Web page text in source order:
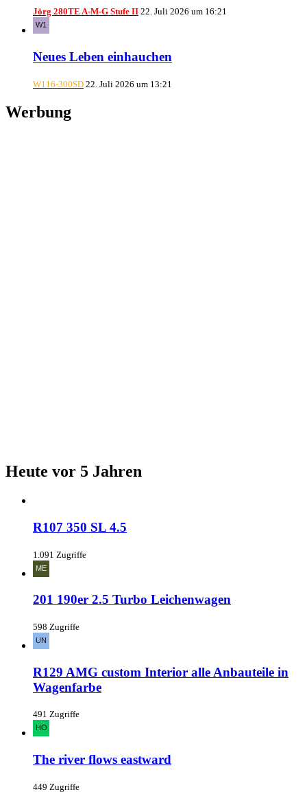
Jörg 280TE A-M-G Stufe II 22. Juli 2026 um 16:21
Neues Leben einhauchen
W116-300SD 22. Juli 2026 um 13:21
Werbung
Heute vor 5 Jahren
R107 350 SL 4.5
1.091 Zugriffe
201 190er 2.5 Turbo Leichenwagen
598 Zugriffe
R129 AMG custom Interior alle Anbauteile in
Wagenfarbe
491 Zugriffe
The river flows eastward
449 Zugriffe